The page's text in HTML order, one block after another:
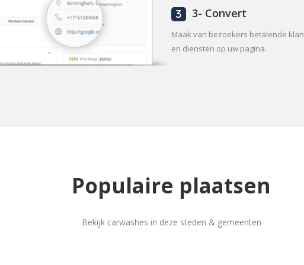
3- Convert
Maak van bezoekers betalende
en diensten op uw pagina.
Populaire plaatsen
Bekijk carwashes in deze steden & gemeenten